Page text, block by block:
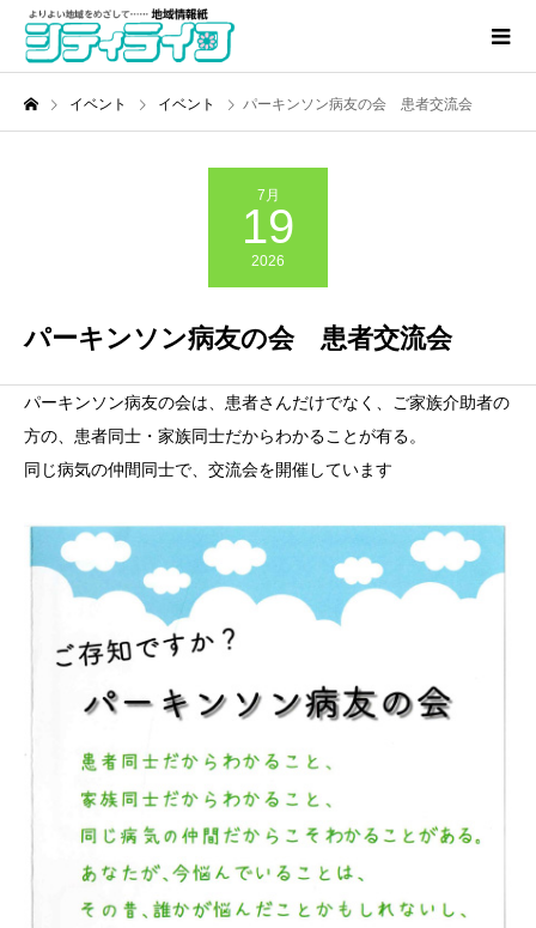
イベント イベント パーキンソン病友の会 患者交流会
7月
19
2026
パーキンソン病友の会 患者交流会
パーキンソン病友の会は、患者さんだけでなく、ご家族介助者の
方の、患者同士・家族同士だからわかることが有る。
同じ病気の仲間同士で、交流会を開催しています